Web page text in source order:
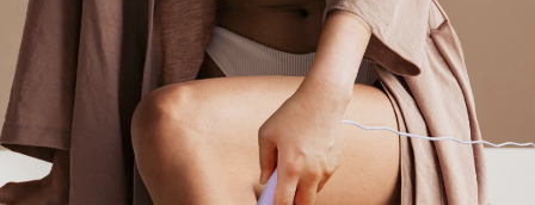
Мои приборы
Мои заказы
Мои адреса
Мои подписки
FAQ™ Pure Beauty-Tech Elixir
issa™ Teeth Whitening Set
Français
Italiano
Português
Polski
Svenska
Русский
Türkçe
简体中文 繁體中文